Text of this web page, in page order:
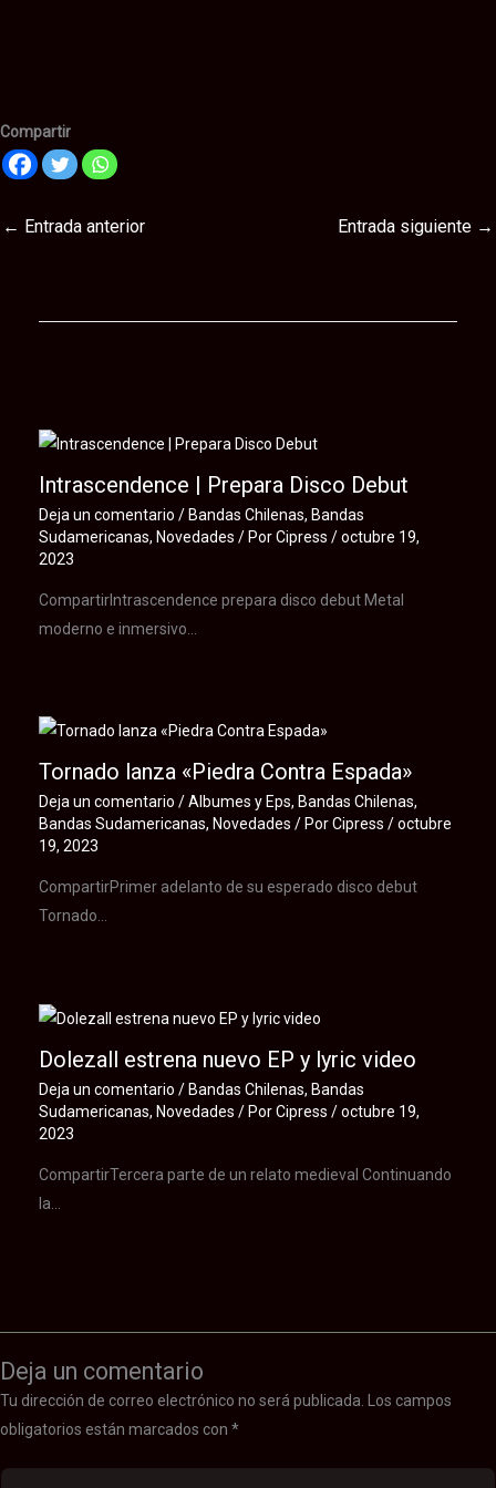
Compartir
← Entrada anterior Entrada siguiente →
Intrascendence | Prepara Disco Debut
Deja un comentario / Bandas Chilenas, Bandas
Sudamericanas, Novedades / PorCipress /octubre 19,
2023
CompartirIntrascendence prepara disco debut Metal
moderno e inmersivo…
Tornado lanza «Piedra Contra Espada»
Deja un comentario /Albumes y Eps, Bandas Chilenas,
Bandas Sudamericanas, Novedades / PorCipress /octubre
19, 2023
CompartirPrimer adelanto de su esperado disco debut
Tornado…
Dolezall estrena nuevo EP y lyric video
Deja un comentario / Bandas Chilenas, Bandas
Sudamericanas, Novedades / PorCipress /octubre 19,
2023
CompartirTercera parte de un relato medieval Continuando
la…
Deja un comentario
Tu dirección de correo electrónico no será publicada.
Los campos
obligatorios están marcados con *